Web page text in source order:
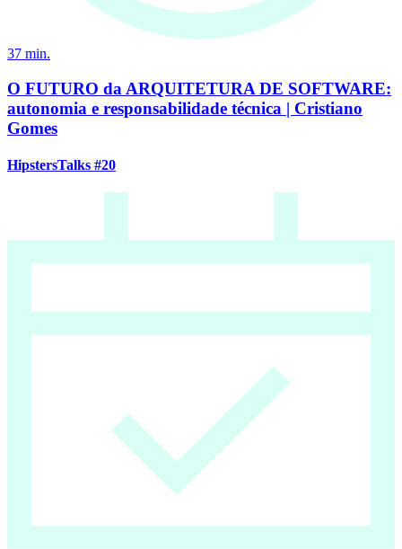
37 min.
O FUTURO da ARQUITETURA DE SOFTWARE:
autonomia e responsabilidade técnica | Cristiano
Gomes
HipstersTalks #20